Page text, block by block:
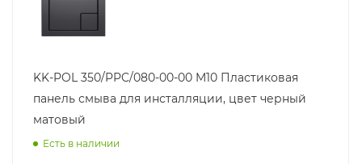
KK-POL 350/PPC/080-00-00 M10 Пластиковая
панель смыва для инсталляции, цвет черный
матовый
Есть в наличии